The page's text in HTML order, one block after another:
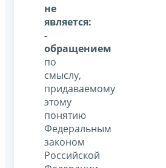
не
является:
-
обращением
по
смыслу,
придаваемому
этому
понятию
Федеральным
законом
Российской